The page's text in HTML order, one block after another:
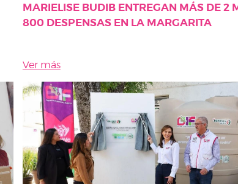
MARIELISE BUDIB ENTREGAN MÁS DE 2
800 DESPENSAS EN LA MARGARITA
Ver más